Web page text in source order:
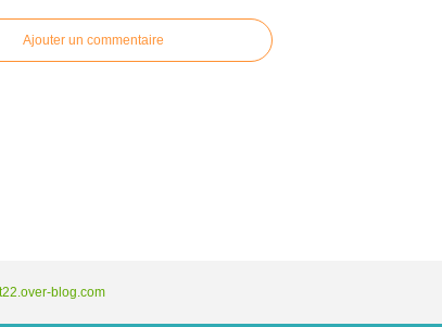
Ajouter un commentaire
blog.com